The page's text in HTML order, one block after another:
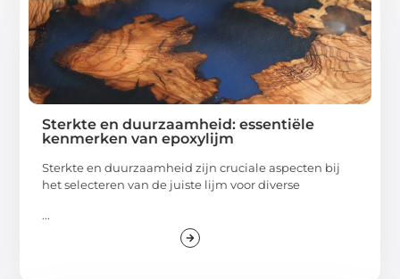
Sterkte en duurzaamheid: essentiële
kenmerken van epoxylijm
Sterkte en duurzaamheid zijn cruciale aspecten bij
het selecteren van de juiste lijm voor diverse
...